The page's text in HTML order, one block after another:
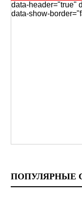
data-header="true"
data-show-
ПОПУЛЯРНЫЕ